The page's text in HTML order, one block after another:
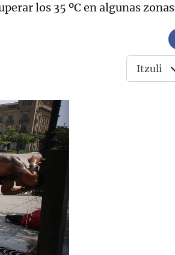
los 35 ºC en algunas zonas
Itzuli